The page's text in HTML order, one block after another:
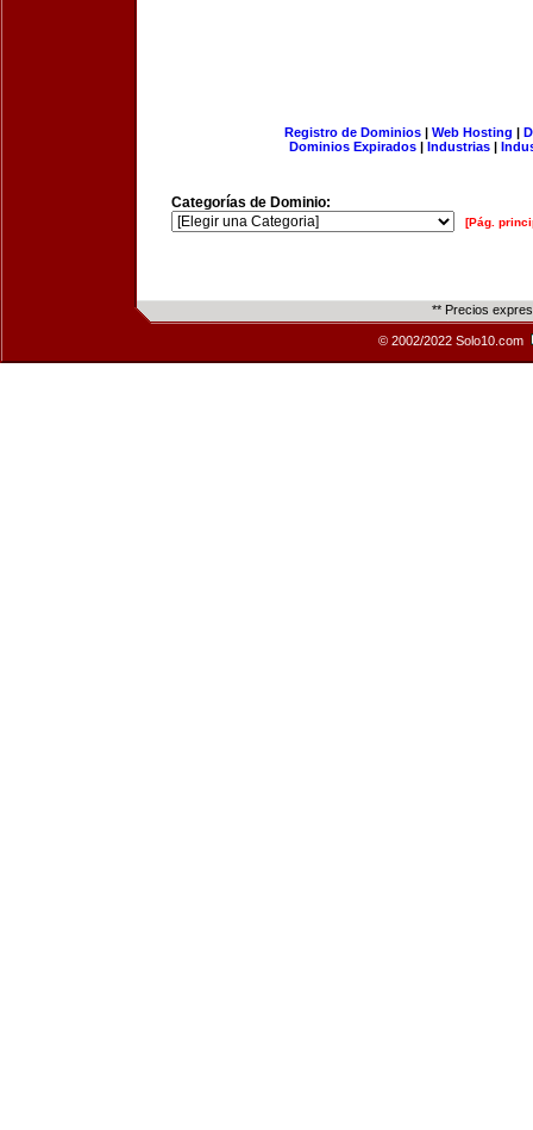
Registro de Dominios| Web Hosting |
Dominios Expirados | Industrias |
Categorías de Dominio:
[Pág.
** Precios
© 2002/2022 Solo10.com